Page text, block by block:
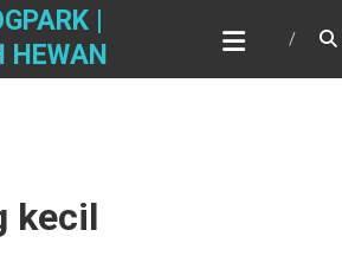
|
HEWAN
kecil